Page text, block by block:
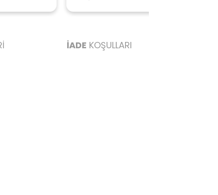
İADE KOŞULLARI